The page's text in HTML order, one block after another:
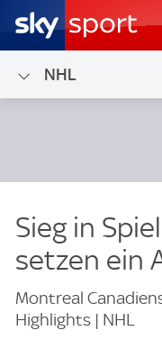
NHL
Sieg in
setzen ein
Montreal
Highlights | NHL